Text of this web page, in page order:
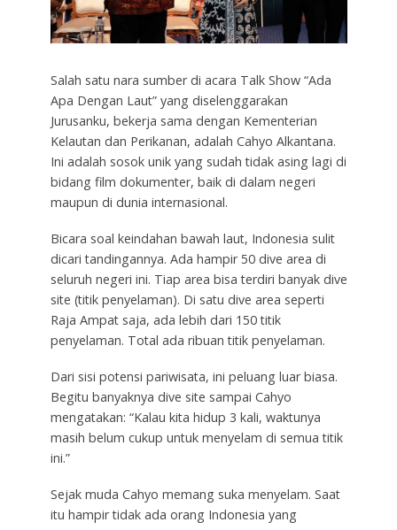
Salah satu nara sumber di acara Talk Show “Ada
Apa Dengan Laut” yang diselenggarakan
Jurusanku, bekerja sama dengan Kementerian
Kelautan dan Perikanan, adalah Cahyo Alkantana.
Ini adalah sosok unik yang sudah tidak asing lagi di
bidang film dokumenter, baik di dalam negeri
maupun di dunia internasional.
Bicara soal keindahan bawah laut, Indonesia sulit
dicari tandingannya. Ada hampir 50 dive area di
seluruh negeri ini. Tiap area bisa terdiri banyak dive
site (titik penyelaman). Di satu dive area seperti
Raja Ampat saja, ada lebih dari 150 titik
penyelaman. Total ada ribuan titik penyelaman.
Dari sisi potensi pariwisata, ini peluang luar biasa.
Begitu banyaknya dive site sampai Cahyo
mengatakan: “Kalau kita hidup 3 kali, waktunya
masih belum cukup untuk menyelam di semua titik
ini.”
Sejak muda Cahyo memang suka menyelam. Saat
itu hampir tidak ada orang Indonesia yang